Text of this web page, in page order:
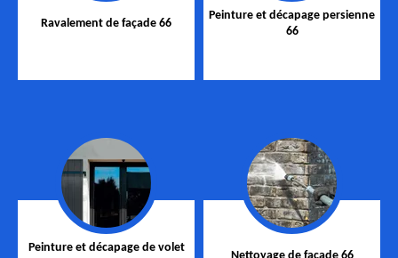
Ravalement de façade 66
Peinture et décapage persienne
66
Peinture et décapage de volet